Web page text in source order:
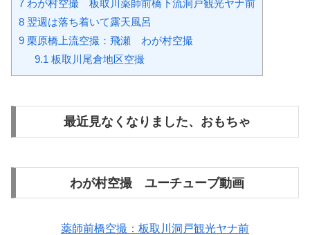
7 わが村空撮 板取川薬師前橋下流洞戸観光ヤナ前
8 翌週は落ち着いて露天風呂
9 栗原橋上流空撮：飛瀬 わが村空撮
9.1 板取川尾倉地区空撮
最近見なくなりました、おもちゃ
わが村空撮 ユーチューブ動画
薬師前橋空撮：板取川洞戸観光ヤナ前